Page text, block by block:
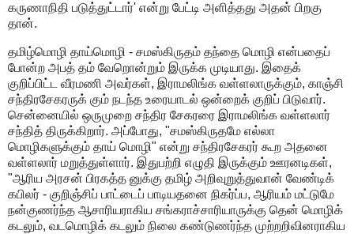
கருணாநிதி படுத்துட்டார்' என்று பேட்டி அளித்தது அதன் பிறகு
தான்.
தமிழ்மொழி தாய்மொழி - சமஸ்கிருதம் தந்தை மொழி என்பதைப்
போன்ற அபத் தம் வேறொன்றும் இருக்க முடியாது. இதைக்
குறிப்பிட்ட வீரமணி அவர்கள், இராமலிங்க வள்ளலாருக்கும், காஞ்சி
சந்திரசேகரருக் கும் நடந்த உரையாடல் ஒன்றைக் குறிப் பிடுவார்.
சென்னையில் ஒருமுறை சந்திர சேகரரை இராமலிங்க வள்ளலார்
சந்தித் திருக்கிறார். அப்போது, "சமஸ்கிருதமே எல்லா
மொழிகளுக்கும் தாய் மொழி" என்று சந்திரசேகரர் கூற அதனை
வள்ளலார் மறுத்துள்ளார். இதுபற்றி எழுதி இருக்கும் ஊரனடிகள்,
"ஆரிய அரசன் பிரகத்த னுக்கு தமிழ் அறிவுறுத்துவான் வேண்டிக்
கபிலர் - குறிஞ்சிப் பாட்டைப் பாடியதனை நிகர்ப்ப, ஆரியம் மட்டுமே
நன்குணர்ந்த ஆசாரியராகிய சங்கராச்சாரியாருக்கு தென் மொழிக்
கடலும், வடமொழிக் கடலும் நிலை கண்டுணர்ந்த முற்றறிவினராகிய